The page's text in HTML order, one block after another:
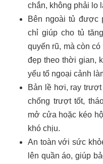
chắn, không phải lo
Bên ngoài tủ được
chỉ giúp cho tủ
quyến rũ, mà còn
đẹp theo thời gian,
yếu tố ngoại cảnh
Bản lề hơi, ray
chống trượt tốt,
mở cửa hoặc kéo
khó chịu.
An toàn với sức
lên quần áo, giúp